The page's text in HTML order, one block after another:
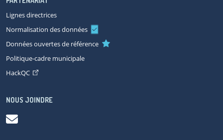
Lignes directrices
Normalisation des données
Données ouvertes de référence
Politique-cadre municipale
HackQC
NOUS JOINDRE